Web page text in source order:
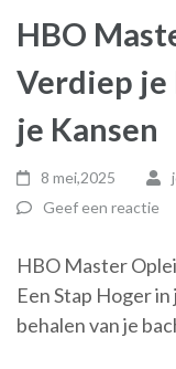
HBO
Verdiep je
je Kansen
8 mei,2025
Geef een reactie
HBO Master
Een Stap Hoger
behalen van je